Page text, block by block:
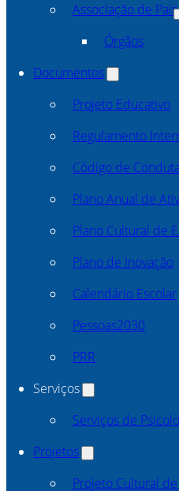
Associação de Pais
Órgãos
Documentos
Projeto Educativo
Regulamento
Código de Conduta
Plano Anual de
Plano Cultural de
Plano de Inovação
Calendário Escolar
Pessoas2030
PRR
Serviços
Serviços de
Projetos
Projeto Cultural de